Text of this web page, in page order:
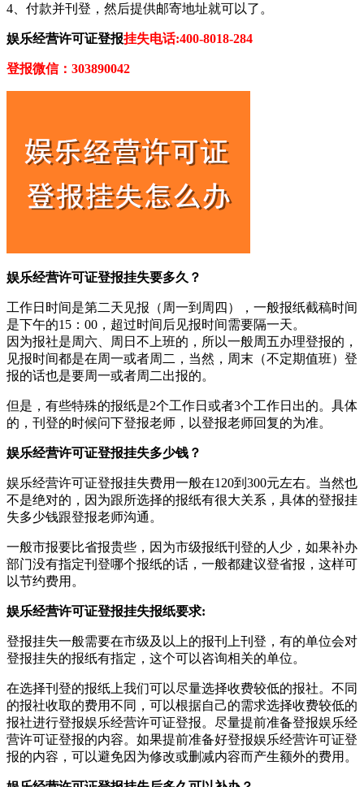
4、付款并刊登，然后提供邮寄地址就可以了。
娱乐经营许可证登报挂失电话:400-8018-284
登报微信：303890042
娱乐经营许可证登报挂失要多久？
工作日时间是第二天见报（周一到周四），一般报纸截稿时间
是下午的15：00，超过时间后见报时间需要隔一天。
因为报社是周六、周日不上班的，所以一般周五办理登报的，
见报时间都是在周一或者周二，当然，周末（不定期值班）登
报的话也是要周一或者周二出报的。
但是，有些特殊的报纸是2个工作日或者3个工作日出的。具体
的，刊登的时候问下登报老师，以登报老师回复的为准。
娱乐经营许可证登报挂失多少钱？
娱乐经营许可证登报挂失费用一般在120到300元左右。当然也
不是绝对的，因为跟所选择的报纸有很大关系，具体的登报挂
失多少钱跟登报老师沟通。
一般市报要比省报贵些，因为市级报纸刊登的人少，如果补办
部门没有指定刊登哪个报纸的话，一般都建议登省报，这样可
以节约费用。
娱乐经营许可证登报挂失报纸要求:
登报挂失一般需要在市级及以上的报刊上刊登，有的单位会对
登报挂失的报纸有指定，这个可以咨询相关的单位。
在选择刊登的报纸上我们可以尽量选择收费较低的报社。不同
的报社收取的费用不同，可以根据自己的需求选择收费较低的
报社进行登报娱乐经营许可证登报。尽量提前准备登报娱乐经
营许可证登报的内容。如果提前准备好登报娱乐经营许可证登
报的内容，可以避免因为修改或删减内容而产生额外的费用。